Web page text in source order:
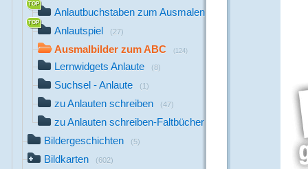
Anlautbuchstaben zum Ausmalen
Anlautspiel (27)
Ausmalbilder zum ABC (124)
Lernwidgets Anlaute (8)
Suchsel - Anlaute (1)
zu Anlauten schreiben (47)
zu Anlauten schreiben-Faltbücher
Bildergeschichten (5)
Bildkarten (602)